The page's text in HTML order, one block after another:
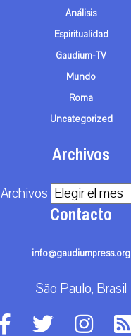
Análisis
Espiritualidad
Gaudium-TV
Mundo
Roma
Uncategorized
Archivos
Archivos
Contacto
info@gaudiumpress.org
São Paulo, Brasil